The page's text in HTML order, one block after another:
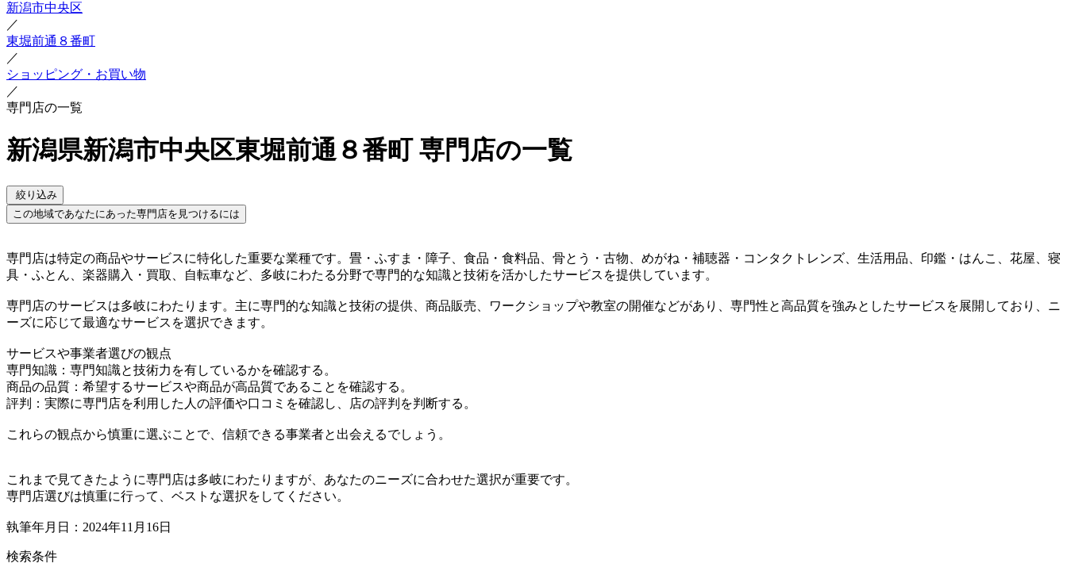
新潟市中央区
／
東堀前通８番町
／
ショッピング・お買い物
／
専門店の一覧
新潟県新潟市中央区東堀前通８番町 専門店の一覧
絞り込み
この地域であなたにあった専門店を見つけるには
専門店は特定の商品やサービスに特化した重要な業種です。畳・ふすま・障子、食品・食料品、骨とう・古物、めがね・補聴器・コンタクトレンズ、生活用品、印鑑・はんこ、花屋、寝
具・ふとん、楽器購入・買取、自転車など、多岐にわたる分野で専門的な知識と技術を活かしたサービスを提供しています。
専門店のサービスは多岐にわたります。主に専門的な知識と技術の提供、商品販売、ワークショップや教室の開催などがあり、専門性と高品質を強みとしたサービスを展開しており、ニ
ーズに応じて最適なサービスを選択できます。
サービスや事業者選びの観点
専門知識：専門知識と技術力を有しているかを確認する。
商品の品質：希望するサービスや商品が高品質であることを確認する。
評判：実際に専門店を利用した人の評価や口コミを確認し、店の評判を判断する。
これらの観点から慎重に選ぶことで、信頼できる事業者と出会えるでしょう。
これまで見てきたように専門店は多岐にわたりますが、あなたのニーズに合わせた選択が重要です。
専門店選びは慎重に行って、ベストな選択をしてください。
執筆年月日：2024年11月16日
検索条件